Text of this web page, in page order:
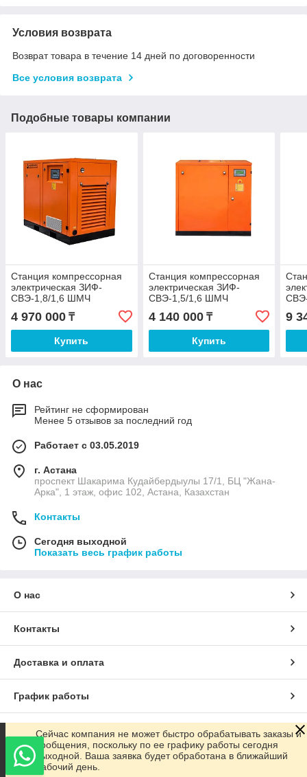
Условия возврата
Возврат товара в течение 14 дней по договоренности
Все условия возврата
Подобные товары компании
Станция компрессорная
электрическая ЗИФ-
СВЭ-1,8/1,6 ШМЧ
ременная с ЧРП
4 970 000 ₸
Купить
Станция компрессорная
электрическая ЗИФ-
СВЭ-1,5/1,6 ШМЧ
ременная с ЧРП
4 140 000₸
Купить
9
О нас
Рейтинг не сформирован
Менее 5 отзывов за последний год
Работает с 03.05.2019
г. Астана
проспект Шакарима Кудайбердыулы 17/1, БЦ "Жана-
Арка", 1 этаж, офис 102, Астана, Казахстан
Контакты
Сегодня выходной
Показать весь график работы
О нас
Контакты
Доставка и оплата
График работы
Полная версия сайта
Сайт создан на маркетплейсе Satu.kz
Сейчас компания не может быстро обрабатывать заказы и
сообщения, поскольку по ее графику работы сегодня
выходной. Ваша заявка будет обработана в ближайший
рабочий день.